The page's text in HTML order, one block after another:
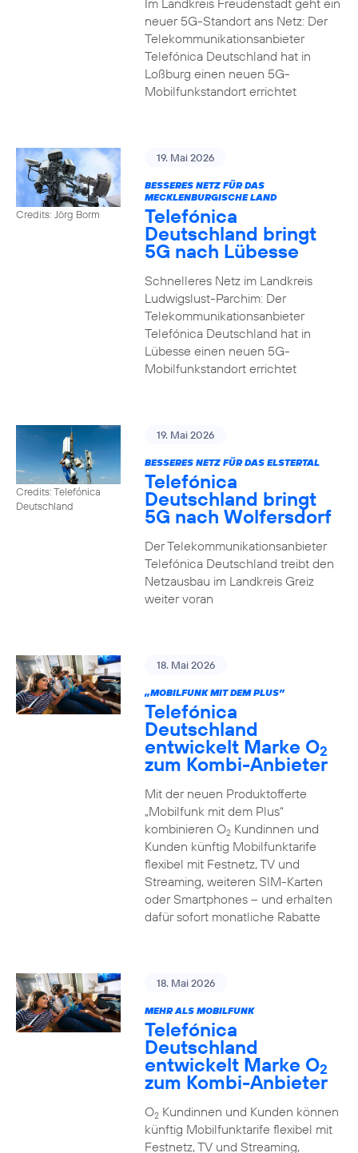
Im Landkreis Freudenstadt geht ein
neuer 5G-Standort ans Netz: Der
Telekommunikationsanbieter
Telefónica Deutschland hat in
Loßburg einen neuen 5G-
Mobilfunkstandort errichtet
Credits: Jörg Borm
19. Mai 2026
BESSERES NETZ FÜR DAS
MECKLENBURGISCHE LAND
Telefónica
Deutschland bringt
5G nach Lübesse
Schnelleres Netz im Landkreis
Ludwigslust-Parchim: Der
Telekommunikationsanbieter
Telefónica Deutschland hat in
Lübesse einen neuen 5G-
Mobilfunkstandort errichtet
Credits: Telefónica
Deutschland
19. Mai 2026
BESSERES NETZ FÜR DAS ELSTERTAL
Telefónica
Deutschland bringt
5G nach Wolfersdorf
Der Telekommunikationsanbieter
Telefónica Deutschland treibt den
Netzausbau im Landkreis Greiz
weiter voran
18. Mai 2026
„MOBILFUNK MIT DEM PLUS”
Telefónica
Deutschland
entwickelt Marke O2
zum Kombi-Anbieter
Mit der neuen Produktofferte
„Mobilfunk mit dem Plus“
kombinieren O2Kundinnen und
Kunden künftig Mobilfunktarife
flexibel mit Festnetz, TV und
Streaming, weiteren SIM-Karten
oder Smartphones – und erhalten
dafür sofort monatliche Rabatte
18. Mai 2026
MEHR ALS MOBILFUNK
Telefónica
Deutschland
entwickelt Marke O2
zum Kombi-Anbieter
O2Kundinnen und Kunden können
künftig Mobilfunktarife flexibel mit
Festnetz, TV und Streaming,